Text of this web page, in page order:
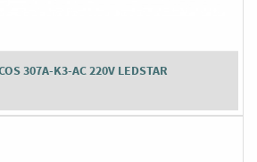
307A-K3-AC 220V LEDSTAR